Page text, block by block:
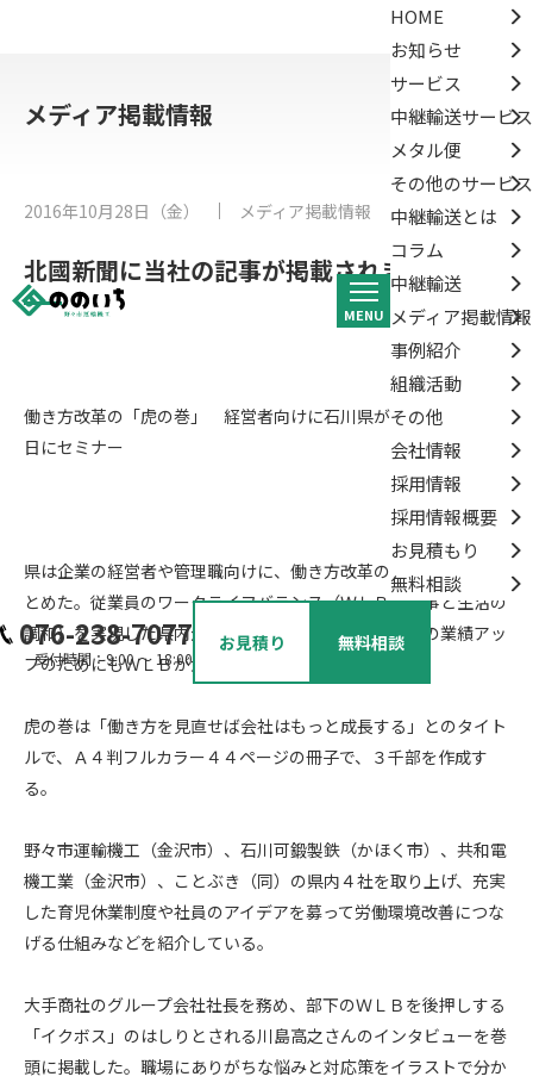
MENU
HOME
お知らせ
サービス
中継輸送サービス
メタル便
その他のサービス
中継輸送とは
コラム
中継輸送
メディア掲載情報
事例紹介
組織活動
その他
会社情報
採用情報
採用情報概要
お見積もり
無料相談
076-238-7077
受付時間：9:00 ～ 18:00
お見積り 無料相談
メディア掲載情報
2016年10月28日（金） メディア掲載情報
北國新聞に当社の記事が掲載されました。
働き方改革の「虎の巻」 経営者向けに石川県が作成 １１月１
日にセミナー
県は企業の経営者や管理職向けに、働き方改革の「虎の巻」をま
とめた。従業員のワークライフバランス（ＷＬＢ、仕事と生活の
調和）を実現した県内企業の事例などを紹介し、企業の業績アッ
プのためにもＷＬＢが大切と説いている。
虎の巻は「働き方を見直せば会社はもっと成長する」とのタイト
ルで、Ａ４判フルカラー４４ページの冊子で、３千部を作成す
る。
野々市運輸機工（金沢市）、石川可鍛製鉄（かほく市）、共和電
機工業（金沢市）、ことぶき（同）の県内４社を取り上げ、充実
した育児休業制度や社員のアイデアを募って労働環境改善につな
げる仕組みなどを紹介している。
大手商社のグループ会社社長を務め、部下のＷＬＢを後押しする
「イクボス」のはしりとされる川島高之さんのインタビューを巻
頭に掲載した。職場にありがちな悩みと対応策をイラストで分か